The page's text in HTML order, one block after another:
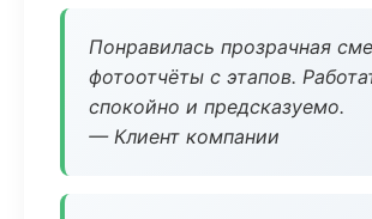
Понравилась прозрачная
фотоотчёты с этапов.
спокойно и предсказуемо.
— Клиент компании